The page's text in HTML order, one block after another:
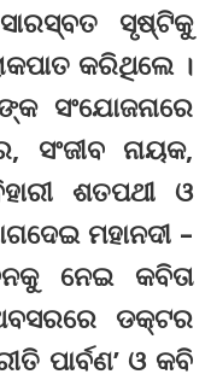
ସୃଷ୍ଟିକୁ
କରିଥିଲେ ।
ସଂଯୋଜନାରେ
ସଂଜୀବ ନାୟକ,
ଶତପଥୀ ଓ
ମହାନଦୀ –
ନେଇ କବିତା
ଡକ୍ଟର
ପାର୍ବଣ’ ଓ କବି